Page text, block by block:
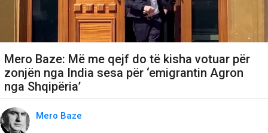
Mero Baze: Më me qejf do të kisha votuar për
zonjën nga India sesa për ‘emigrantin Agron
nga Shqipëria’
Mero Baze